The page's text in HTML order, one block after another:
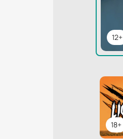
12+
18+